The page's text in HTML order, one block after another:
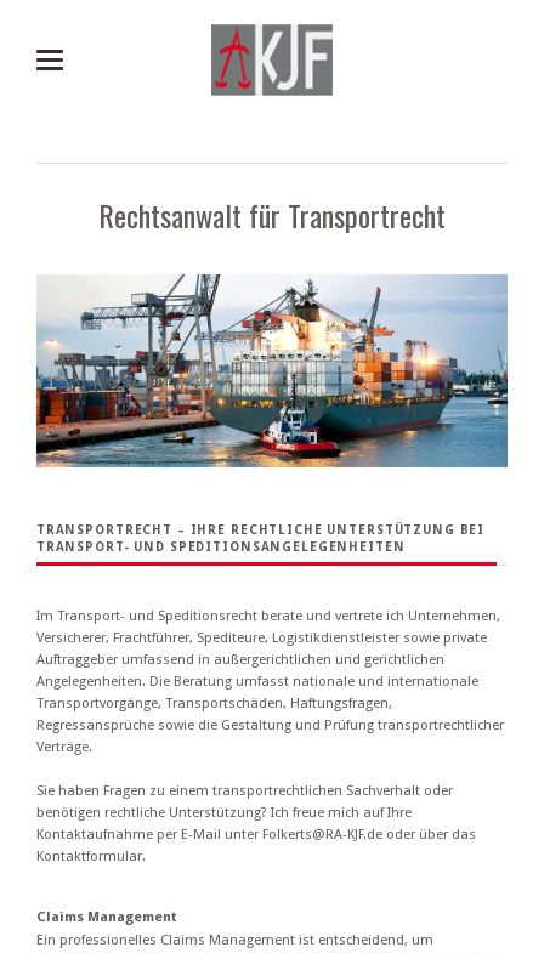
Rechtsanwalt für Transportrecht
TRANSPORTRECHT – IHRE RECHTLICHE UNTERSTÜTZUNG BEI
TRANSPORT- UND SPEDITIONSANGELEGENHEITEN
Im Transport- und Speditionsrecht berate und vertrete ich Unternehmen,
Versicherer, Frachtführer, Spediteure, Logistikdienstleister sowie private
Auftraggeber umfassend in außergerichtlichen und gerichtlichen
Angelegenheiten. Die Beratung umfasst nationale und internationale
Transportvorgänge, Transportschäden, Haftungsfragen,
Regressansprüche sowie die Gestaltung und Prüfung transportrechtlicher
Verträge.
Sie haben Fragen zu einem transportrechtlichen Sachverhalt oder
benötigen rechtliche Unterstützung? Ich freue mich auf Ihre
Kontaktaufnahme per E-Mail unter Folkerts@RA-KJF.de oder über das
Kontaktformular.
Claims Management
Ein professionelles Claims Management ist entscheidend, um